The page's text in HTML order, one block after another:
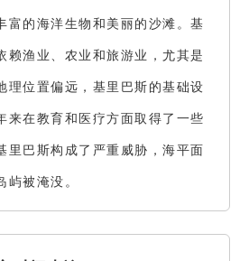
富的海洋生物和美丽的沙滩。基
赖渔业、农业和旅游业，尤其是
理位置偏远，基里巴斯的基础设
来在教育和医疗方面取得了一些
里巴斯构成了严重威胁，海平面
屿被淹没。